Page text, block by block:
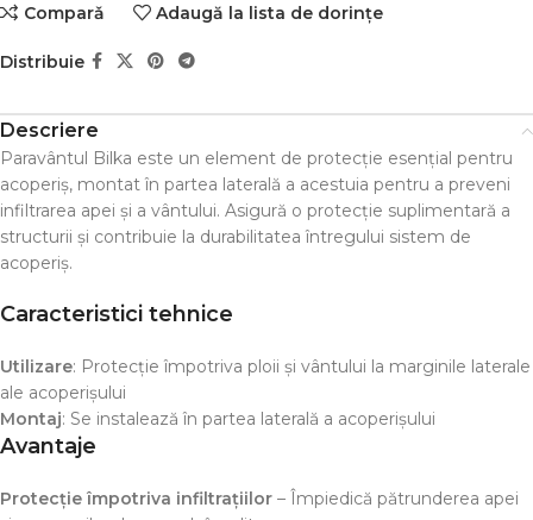
Comparǎ Adaugă la lista de dorințe
Distribuie
Descriere
Paravântul Bilka este un element de protecție esențial pentru
acoperiș, montat în partea laterală a acestuia pentru a preveni
infiltrarea apei și a vântului. Asigură o protecție suplimentară a
structurii și contribuie la durabilitatea întregului sistem de
acoperiș.
Caracteristici tehnice
Utilizare: Protecție împotriva ploii și vântului la marginile laterale
ale acoperișului
Montaj: Se instalează în partea laterală a acoperișului
Avantaje
Protecție împotriva infiltrațiilor – Împiedică pătrunderea apei